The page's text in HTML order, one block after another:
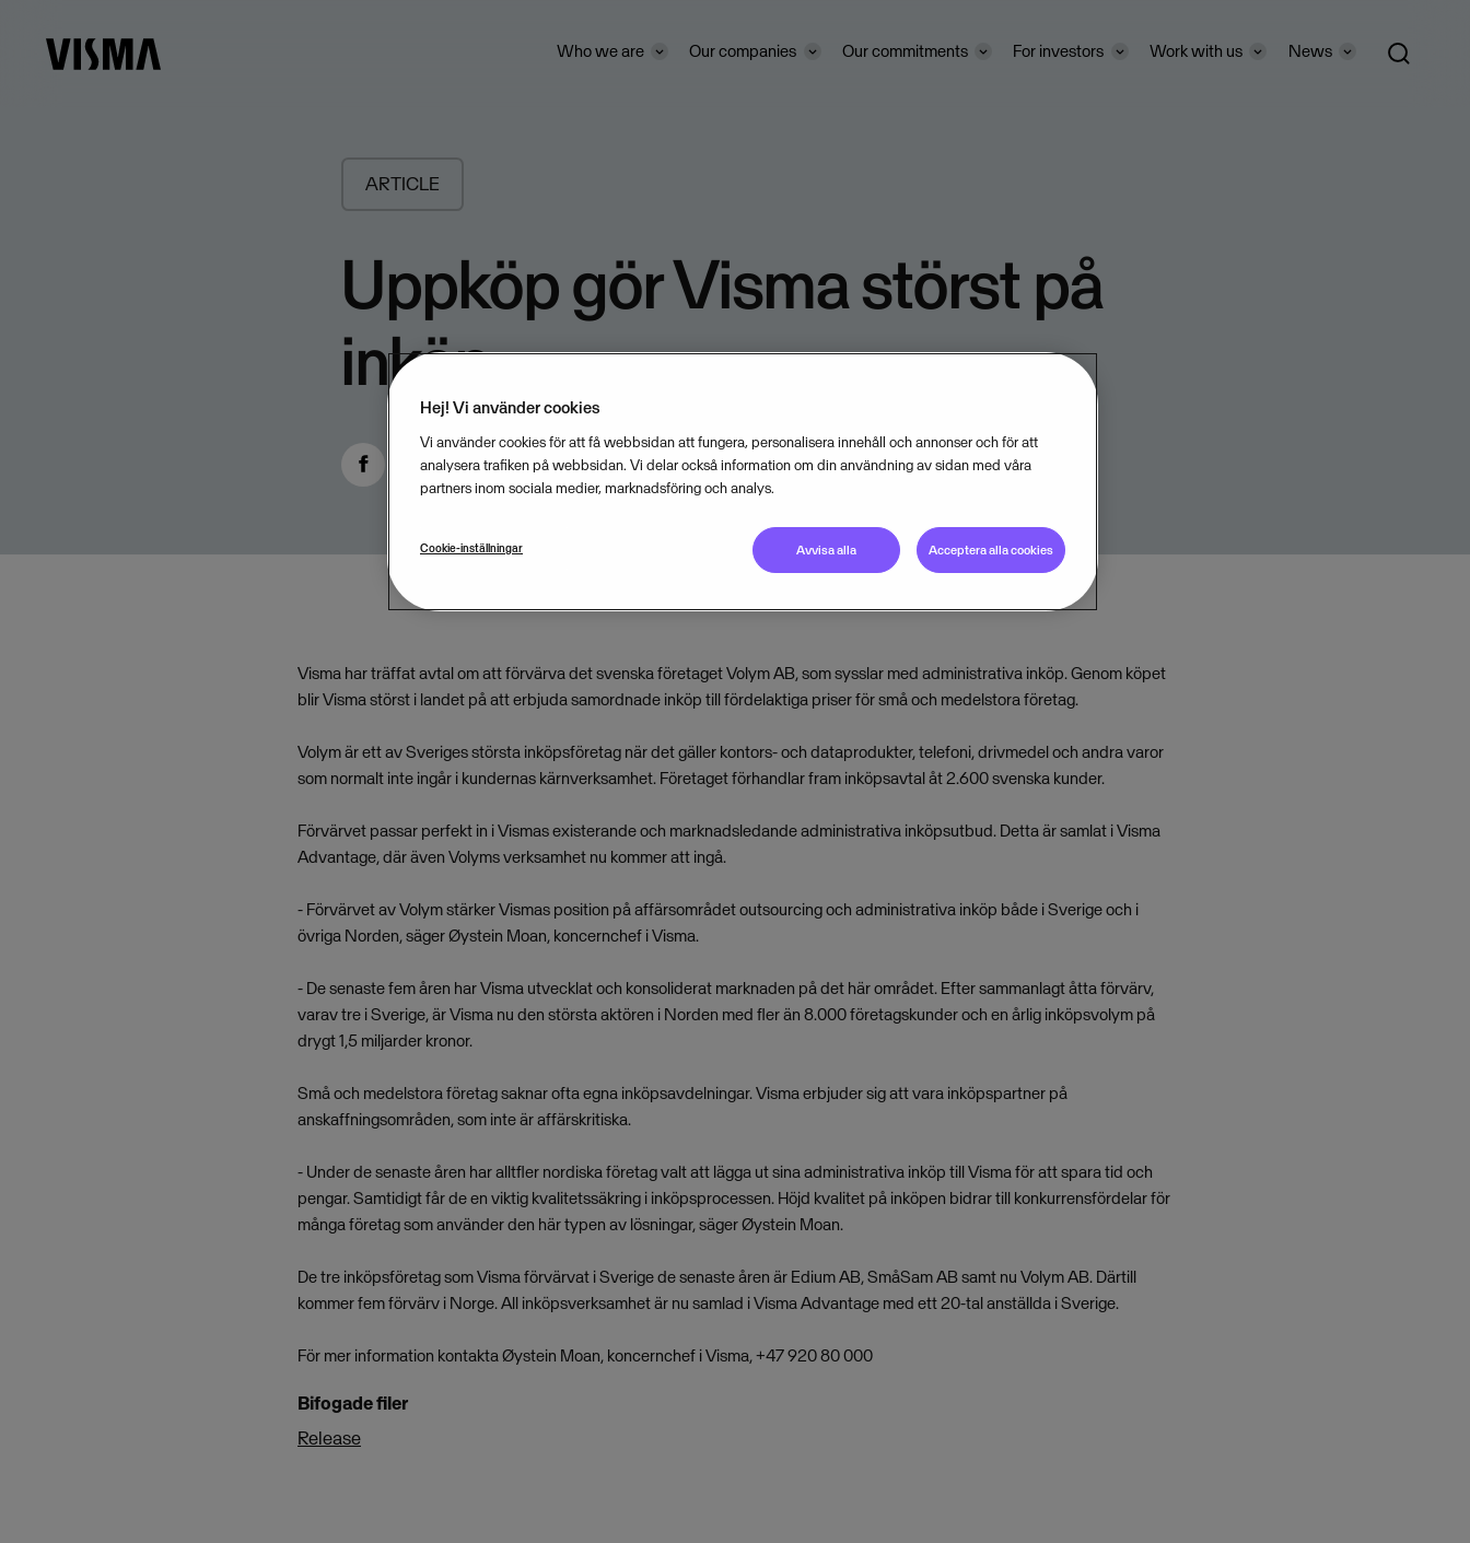
Who we are Our companies Our commitments For investors Work with us News
ARTICLE
Uppköp gör Visma störst på
inköp
SEPTEMBER 12, 20071MIN READ
Visma har träffat avtal om att förvärva det svenska företaget Volym AB, som sysslar med administrativa inköp. Genom köpet
blir Visma störst i landet på att erbjuda samordnade inköp till fördelaktiga priser för små och medelstora företag.
Volym är ett av Sveriges största inköpsföretag när det gäller kontors- och dataprodukter, telefoni, drivmedel och andra varor
som normalt inte ingår i kundernas kärnverksamhet. Företaget förhandlar fram inköpsavtal åt 2.600 svenska kunder.
Förvärvet passar perfekt in i Vismas existerande och marknadsledande administrativa inköpsutbud. Detta är samlat i Visma
Advantage, där även Volyms verksamhet nu kommer att ingå.
- Förvärvet av Volym stärker Vismas position på affärsområdet outsourcing och administrativa inköp både i Sverige och i
övriga Norden, säger Øystein Moan, koncernchef i Visma.
- De senaste fem åren har Visma utvecklat och konsoliderat marknaden på det här området. Efter sammanlagt åtta förvärv,
varav tre i Sverige, är Visma nu den största aktören i Norden med fler än 8.000 företagskunder och en årlig inköpsvolym på
drygt 1,5 miljarder kronor.
Små och medelstora företag saknar ofta egna inköpsavdelningar. Visma erbjuder sig att vara inköpspartner på
anskaffningsområden, som inte är affärskritiska.
- Under de senaste åren har alltfler nordiska företag valt att lägga ut sina administrativa inköp till Visma för att spara tid och
pengar. Samtidigt får de en viktig kvalitetssäkring i inköpsprocessen. Höjd kvalitet på inköpen bidrar till konkurrensfördelar för
många företag som använder den här typen av lösningar, säger Øystein Moan.
De tre inköpsföretag som Visma förvärvat i Sverige de senaste åren är Edium AB, SmåSam AB samt nu Volym AB. Därtill
kommer fem förvärv i Norge. All inköpsverksamhet är nu samlad i Visma Advantage med ett 20-tal anställda i Sverige.
För mer information kontakta Øystein Moan, koncernchef i Visma, +47 920 80 000
Bifogade filer
Release
Hej! Vi använder cookies
Vi använder cookies för att få webbsidan att fungera, personalisera innehåll och annonser och för att
analysera trafiken på webbsidan. Vi delar också information om din användning av sidan med våra
partners inom sociala medier, marknadsföring och analys.
Cookie-inställningar Avvisa alla Acceptera alla cookies